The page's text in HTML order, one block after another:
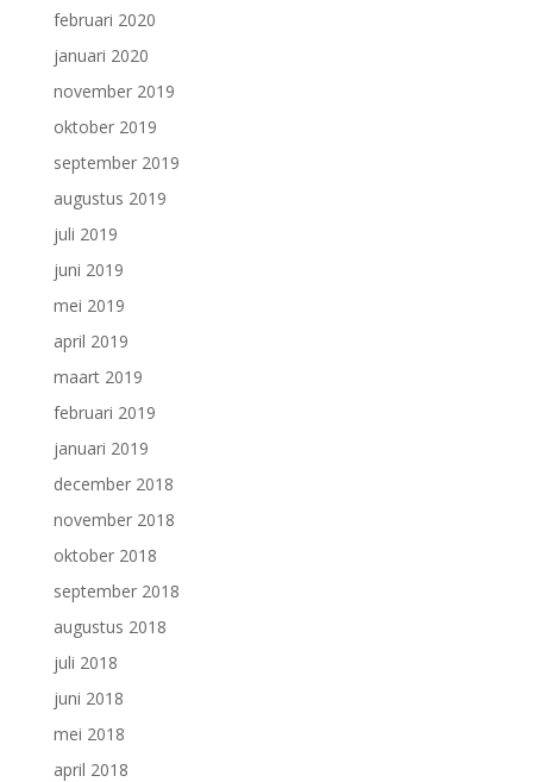
februari 2020
januari 2020
november 2019
oktober 2019
september 2019
augustus 2019
juli 2019
juni 2019
mei 2019
april 2019
maart 2019
februari 2019
januari 2019
december 2018
november 2018
oktober 2018
september 2018
augustus 2018
juli 2018
juni 2018
mei 2018
april 2018